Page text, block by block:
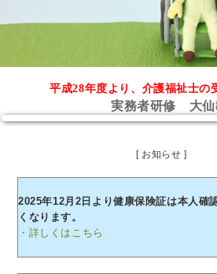
平成28年度より、介護福祉士の
実務者研修 大仙
[ お知らせ ]
2025年12月2日より健康保険証は本人確
くなります。
・詳しくはこちら